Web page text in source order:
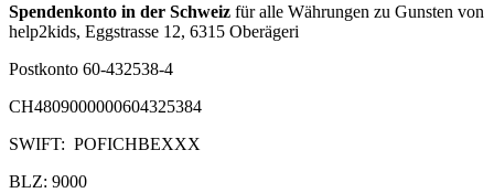
Spendenkonto in der Schweiz für alle Währungen zu Gunsten von
help2kids, Eggstrasse 12, 6315 Oberägeri
Postkonto 60-432538-4
CH4809000000604325384
SWIFT: POFICHBEXXX
BLZ: 9000